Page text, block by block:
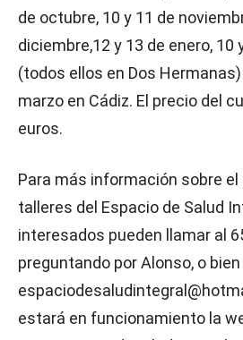
de octubre, 10 y 11 de
diciembre,12 y 13 de enero, 10
(todos ellos en Dos Hermanas)
marzo en Cádiz. El precio del
euros.
Para más información sobre el
talleres del Espacio de Salud
interesados pueden llamar al
preguntando por Alonso, o
estará en funcionamiento la